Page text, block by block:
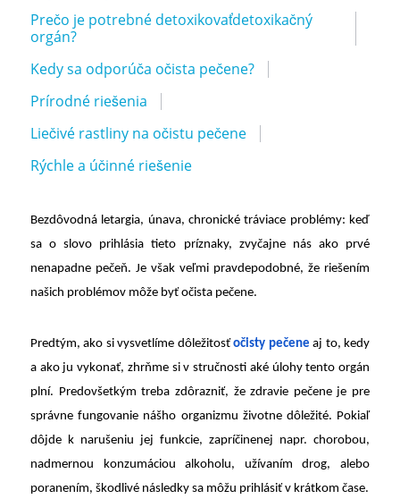
Prečo je potrebné detoxikovaťdetoxikačný
orgán?
Kedy sa odporúča očista pečene?
Prírodné riešenia
Liečivé rastliny na očistu pečene
Rýchle a účinné riešenie
Bezdôvodná letargia, únava, chronické tráviace problémy: keď
sa o slovo prihlásia tieto príznaky, zvyčajne nás ako prvé
nenapadne pečeň. Je však veľmi pravdepodobné, že riešením
našich problémov môže byť očista pečene.
Predtým, ako si vysvetlíme dôležitosťočisty pečene aj to, kedy
a ako ju vykonať, zhrňme si v stručnosti aké úlohy tento orgán
plní. Predovšetkým treba zdôrazniť, že zdravie pečene je pre
správne fungovanie nášho organizmu životne dôležité. Pokiaľ
dôjde k narušeniu jej funkcie, zapríčinenej napr. chorobou,
nadmernou konzumáciou alkoholu, užívaním drog, alebo
poranením, škodlivé následky sa môžu prihlásiť v krátkom čase.